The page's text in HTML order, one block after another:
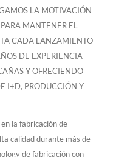
LA MOTIVACIÓN
MANTENER EL
CADA LANZAMIENTO
DE EXPERIENCIA
Y OFRECIENDO
I+D, PRODUCCIÓN Y
la fabricación de
calidad durante más de
de fabricación con